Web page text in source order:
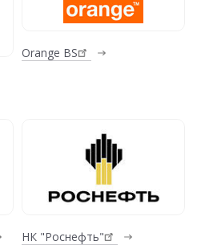
Orange BS
НК "Роснефть"